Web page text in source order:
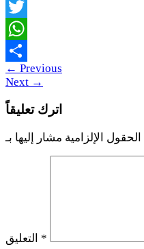
Facebook
Twitter
WhatsApp
Share
← Previous
Next →
اترك تعليقاً
*